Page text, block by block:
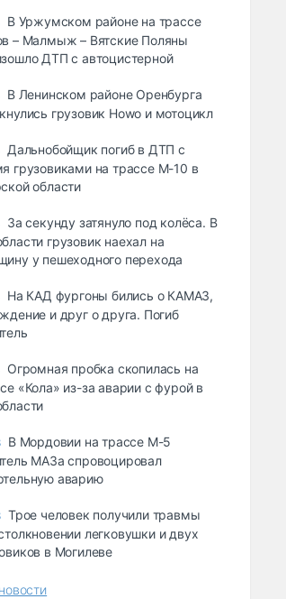
В Уржумском районе на трассе
– Малмыж – Вятские Поляны
ДТП с автоцистерной
В Ленинском районе Оренбурга
грузовик Howo и мотоцикл
Дальнобойщик погиб в ДТП с
грузовиками на трассе М-10 в
области
За секунду затянуло под колёса. В
грузовик наехал на
у пешеходного перехода
На КАД фургоны бились о КАМАЗ,
и друг о друга. Погиб
Огромная пробка скопилась на
«Кола» из-за аварии с фурой в
В Мордовии на трассе М-5
МАЗа спровоцировал
аварию
Трое человек получили травмы
легковушки и двух
в Могилеве